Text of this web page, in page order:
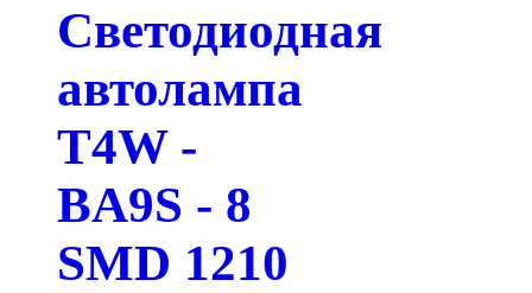
Светодиодная
автолампа
T4W -
BA9S - 8
SMD 1210